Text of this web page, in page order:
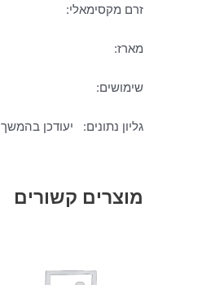
זרם מקסימאלי:
מארז:
שימושים:
גליון נתונים: יעודכן בהמשך
מוצרים קשורים